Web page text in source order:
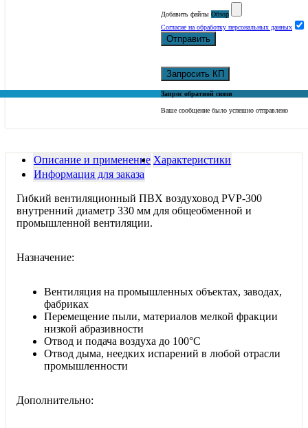
Добавить файлы Обзор
Согласие на обработку персональных данных
Отправить
Запросить КП
Запрос обратной связи
Ваше сообщение было успешно отправлено
Описание и применение Характеристики
Информация для заказа
Гибкий вентиляционный ПВХ воздуховод PVP-300
внутренний диаметр 330 мм для общеобменной и
промышленной вентиляции.
Назначение:
Вентиляция на промышленных объектах, заводах,
фабриках
Перемещение пыли, материалов мелкой фракции
низкой абразивности
Отвод и подача воздуха до 100°С
Отвод дыма, неедких испарений в любой отрасли
промышленности
Дополнительно: